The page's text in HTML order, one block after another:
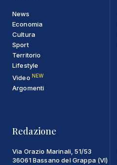
News
Economia
Cultura
Sport
Territorio
Lifestyle
Video NEW
Argomenti
Redazione
Via Orazio Marinali, 51/53
36061 Bassano del Grappa (VI)